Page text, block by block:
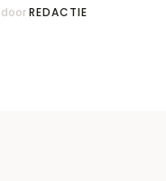
door REDACTIE